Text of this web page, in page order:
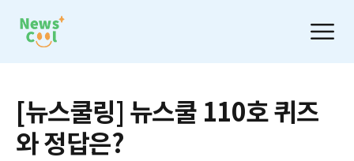
[뉴스쿨링] 뉴스쿨 110호 퀴즈
와 정답은?